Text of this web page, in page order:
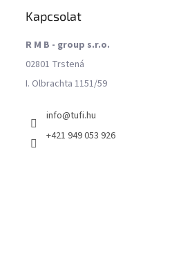
Kapcsolat
R M B - group s.r.o.
02801 Trstená
I. Olbrachta 1151/59
info@tufi.hu
+421 949 053 926